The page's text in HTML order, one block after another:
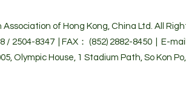
of Hong Kong, China Ltd. All
/ 2504-8347 | FAX： (852) 2882-8450 | E-
Olympic House, 1 Stadium Path, So Kon